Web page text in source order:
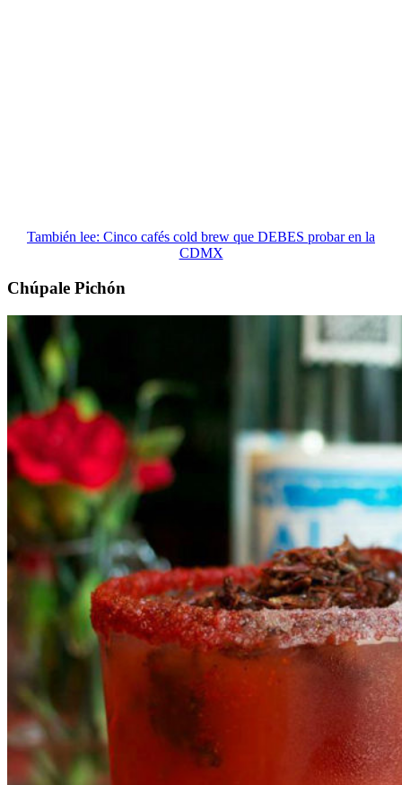
También lee: Cinco cafés cold brew que DEBES probar en la
CDMX
Chúpale Pichón